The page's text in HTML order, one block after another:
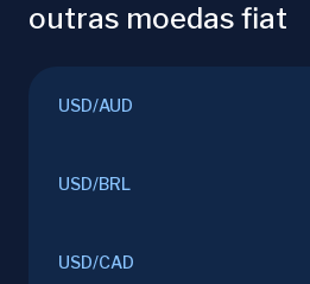
outras moedas fiat
USD/AUD
USD/BRL
USD/CAD